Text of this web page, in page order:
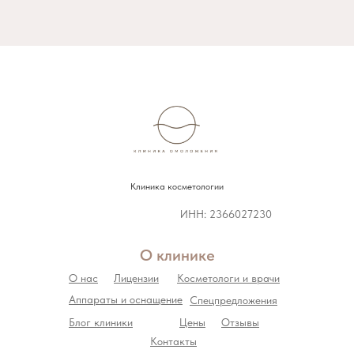
Клиника косметологии
ИНН: 2366027230
Аппараты и оснащение
О нас Лицензии Косметологи и врачи
Цены
Спецпредложения
Отзывы
Контакты
Блог клиники
О клинике